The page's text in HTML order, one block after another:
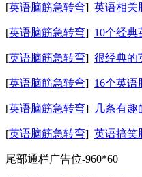
[英语脑筋急转弯] 英语相关
[英语脑筋急转弯] 10个经典
[英语脑筋急转弯] 很经典的
[英语脑筋急转弯] 16个英
[英语脑筋急转弯] 几条有趣
[英语脑筋急转弯] 英语搞笑
尾部通栏广告位-960*60